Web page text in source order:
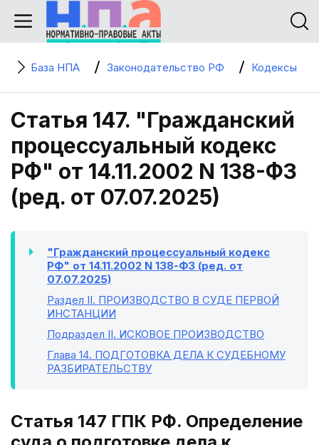
База НПА Законодательство РФ Кодексы
Статья 147. "Гражданский
процессуальный кодекс
РФ" от 14.11.2002 N 138-ФЗ
(ред. от 07.07.2025)
"Гражданский процессуальный кодекс
РФ" от 14.11.2002 N 138-ФЗ (ред. от
07.07.2025)
Раздел II. ПРОИЗВОДСТВО В СУДЕ ПЕРВОЙ
ИНСТАНЦИИ
Подраздел II. ИСКОВОЕ ПРОИЗВОДСТВО
Глава 14. ПОДГОТОВКА ДЕЛА К СУДЕБНОМУ
РАЗБИРАТЕЛЬСТВУ
Статья 147 ГПК РФ. Определение